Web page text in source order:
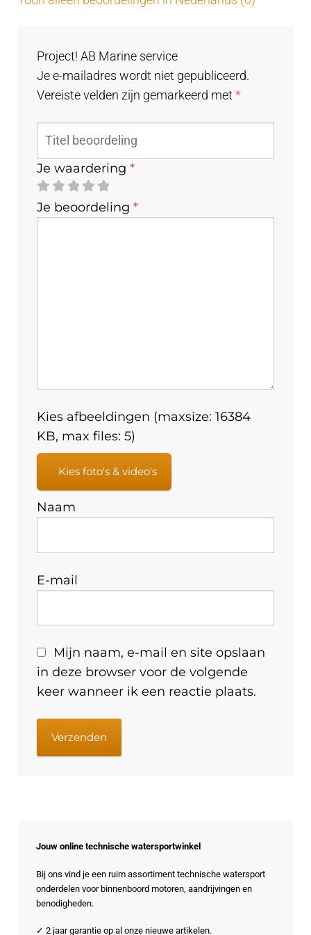
Project! AB Marine service
Je e-mailadres wordt niet gepubliceerd.
Vereiste velden zijn gemarkeerd met*
Je waardering*
Je beoordeling*
Kies afbeeldingen (maxsize: 16384
KB, max files: 5)
Kies foto's & video's
Naam
E-mail
Mijn naam, e-mail en site opslaan
in deze browser voor de volgende
keer wanneer ik een reactie plaats.
Jouw online technische watersportwinkel
Bij ons vind je een ruim assortiment technische watersport
onderdelen voor binnenboord motoren, aandrijvingen en
benodigheden.
✓ 2 jaar garantie op al onze nieuwe artikelen.